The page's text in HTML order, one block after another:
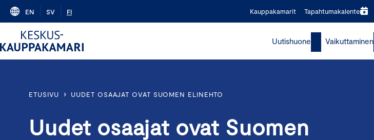
Skip
content
EN SV FI Kauppakamarit Tapahtumakalenteri
Uutishuone Vaikuttaminen
ETUSIVU › UUDET OSAAJAT OVAT SUOMEN ELINEHTO
Uudet osaajat ovat Suomen